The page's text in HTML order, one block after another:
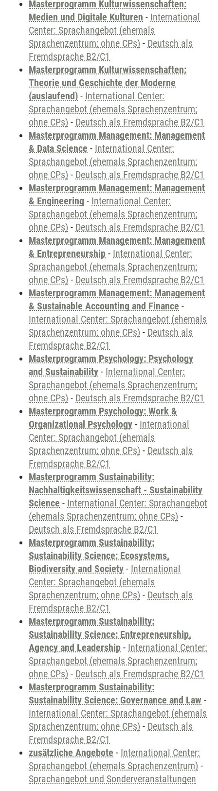
Masterprogramm Kulturwissenschaften:
Medien und Digitale Kulturen - International
Center: Sprachangebot (ehemals
Sprachenzentrum; ohne CPs) - Deutsch als
Fremdsprache B2/C1
Masterprogramm Kulturwissenschaften:
Theorie und Geschichte der Moderne
(auslaufend) - International Center:
Sprachangebot (ehemals Sprachenzentrum;
ohne CPs) - Deutsch als Fremdsprache B2/C1
Masterprogramm Management: Management
& Data Science - International Center:
Sprachangebot (ehemals Sprachenzentrum;
ohne CPs) - Deutsch als Fremdsprache B2/C1
Masterprogramm Management: Management
& Engineering - International Center:
Sprachangebot (ehemals Sprachenzentrum;
ohne CPs) - Deutsch als Fremdsprache B2/C1
Masterprogramm Management: Management
& Entrepreneurship - International Center:
Sprachangebot (ehemals Sprachenzentrum;
ohne CPs) - Deutsch als Fremdsprache B2/C1
Masterprogramm Management: Management
& Sustainable Accounting and Finance -
International Center: Sprachangebot (ehemals
Sprachenzentrum; ohne CPs) - Deutsch als
Fremdsprache B2/C1
Masterprogramm Psychology: Psychology
and Sustainability - International Center:
Sprachangebot (ehemals Sprachenzentrum;
ohne CPs) - Deutsch als Fremdsprache B2/C1
Masterprogramm Psychology: Work &
Organizational Psychology - International
Center: Sprachangebot (ehemals
Sprachenzentrum; ohne CPs) - Deutsch als
Fremdsprache B2/C1
Masterprogramm Sustainability:
Nachhaltigkeitswissenschaft - Sustainability
Science - International Center: Sprachangebot
(ehemals Sprachenzentrum; ohne CPs) -
Deutsch als Fremdsprache B2/C1
Masterprogramm Sustainability:
Sustainability Science: Ecosystems,
Biodiversity and Society - International
Center: Sprachangebot (ehemals
Sprachenzentrum; ohne CPs) - Deutsch als
Fremdsprache B2/C1
Masterprogramm Sustainability:
Sustainability Science: Entrepreneurship,
Agency and Leadership - International Center:
Sprachangebot (ehemals Sprachenzentrum;
ohne CPs) - Deutsch als Fremdsprache B2/C1
Masterprogramm Sustainability:
Sustainability Science: Governance and Law -
International Center: Sprachangebot (ehemals
Sprachenzentrum; ohne CPs) - Deutsch als
Fremdsprache B2/C1
zusätzliche Angebote - International Center:
Sprachangebot (ehemals Sprachenzentrum) -
Sprachangebot und Sonderveranstaltungen